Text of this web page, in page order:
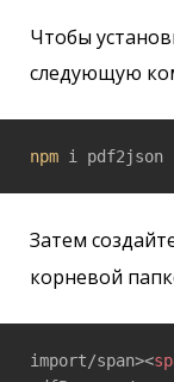
Чтобы
следующую
npm i pdf2json
Затем
корневой
import/span><